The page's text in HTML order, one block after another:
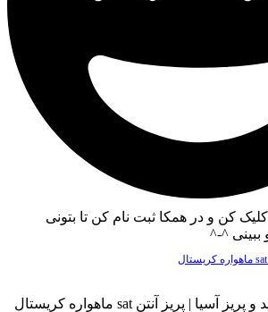
کن و در همکا ثبت نام کن تا بتونی
^-^
کلید و پریز آسیا | پریز آنتن sat ماهواره کریستال